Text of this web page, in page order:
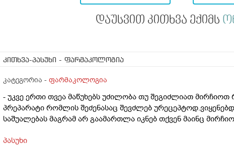
დაუსვით კითხვა ექიმს
კითხვა-პასუხი - ფარმაკოლოგია
კატეგორია - ფარმაკოლოგია
- უკვე ერთი თვეა მაწუხებს უძილობა თუ შეგიძლიათ
პრეპარატი რომლის შეძენასაც შევძლებ
საშუალებას მაგრამ არ გაამართლა იკნებ თქვენ მაინც
პასუხი